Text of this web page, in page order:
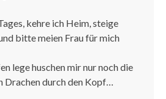
kehre ich Heim, steige
bitte meien Frau für mich
lege huschen mir nur noch die
durch den Kopf…